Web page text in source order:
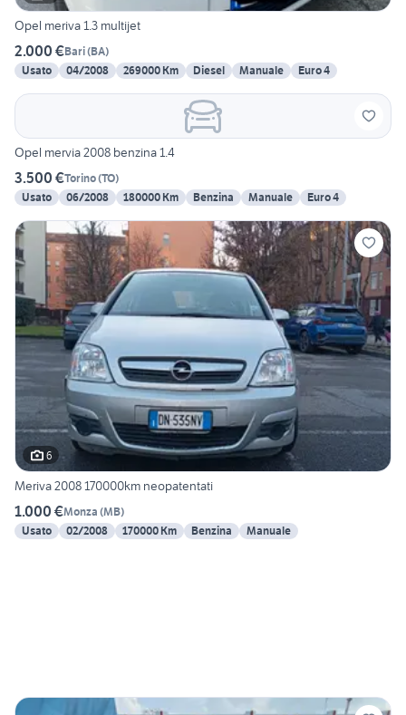
Opel meriva 1.3 multijet
2.000 €Bari(BA)
Usato
04/2008 269000 Km Diesel Manuale Euro 4
Opel mervia 2008 benzina 1.4
3.500 €Torino(TO)
Usato
06/2008 180000 Km Benzina Manuale Euro 4
6
Meriva 2008 170000km neopatentati
1.000 €Monza (MB)
Usato
02/2008 170000 Km Benzina Manuale